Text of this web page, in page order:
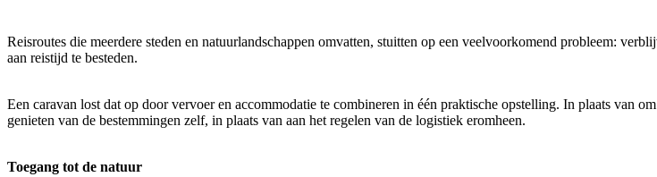
Reisroutes die meerdere steden en natuurlandschappen omvatten, stuitten op een veelvoorkomend probleem:
aan reistijd te besteden.
Een caravan lost dat op door vervoer en accommodatie te combineren in één praktische opstelling. In plaats van
genieten van de bestemmingen zelf, in plaats van aan het regelen van de logistiek eromheen.
Toegang tot de natuur